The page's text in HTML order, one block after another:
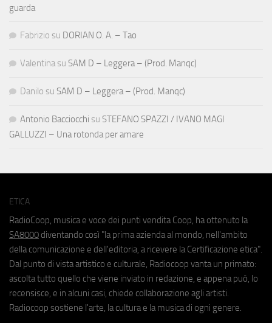
guarda
Fabrizio su DORIAN O. A. – Tao
Valentina su SAM D – Leggera – (Prod. Manqc)
Danilo su SAM D – Leggera – (Prod. Manqc)
Antonio Bacciocchi su STEFANO SPAZZI / IVANO MAGI
GALLUZZI – Una rotonda per amare
ETICA
RadioCoop, musica e voce dei punti vendita Coop, ha ottenuto la
SA8000 diventando così "la prima azienda al mondo, nell'ambito
della comunicazione e dell'editoria, a ricevere la Certificazione etica".
Dal punto di vista artistico e culturale, Radiocoop vanta un primato:
ascolta tutto quello che viene inviato in redazione, e appena può, lo
recensisce, e in alcuni casi, chiede collaborazione agli artisti.
Radiocoop sostiene l'arte, la cultura e la musica di ogni genere.